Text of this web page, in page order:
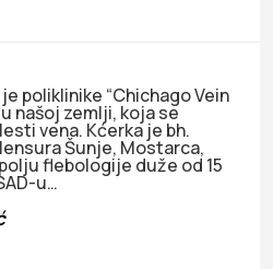
poliklinike “Chichago Vein
našoj zemlji, koja se
vena. Kćerka je bh.
Šunje, Mostarca,
flebologije duže od 15
u…